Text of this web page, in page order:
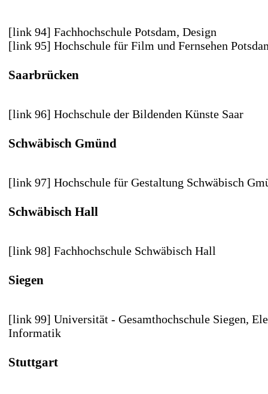
[link 94] Fachhochschule Potsdam, Design
[link 95] Hochschule für Film und Fernsehen
Saarbrücken
[link 96] Hochschule der Bildenden Künste Saar
Schwäbisch Gmünd
[link 97] Hochschule für Gestaltung Schwäbisch
Schwäbisch Hall
[link 98] Fachhochschule Schwäbisch Hall
Siegen
[link 99] Universität - Gesamthochschule Siegen,
Informatik
Stuttgart